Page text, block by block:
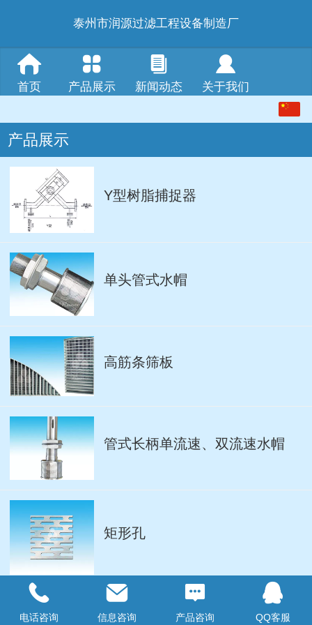
泰州市润源过滤工程设备制造厂
首页 产品展示 新闻动态 关于我们
产品展示
Y型树脂捕捉器
单头管式水帽
高筋条筛板
管式长柄单流速、双流速水帽
矩形孔
快速专用水帽
电话咨询 信息咨询 产品咨询 QQ客服